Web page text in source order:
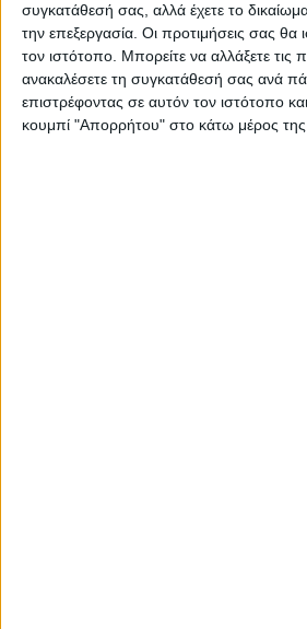
συγκατάθεσή σας, αλλά έχετε το
την επεξεργασία. Οι προτιμήσεις σας θα
τον ιστότοπο. Μπορείτε να αλλάξετε τις
ανακαλέσετε τη συγκατάθεσή σας ανά
επιστρέφοντας σε αυτόν τον ιστότοπο
κουμπί "Απορρήτου" στο κάτω μέρος της
απραξίας λόγω της
δυνατότητα στις παρέες που
δημιουργήθηκαν, να
πανέμορφο Νέο Κλειστό
να χαρούν το μπάσκετ και